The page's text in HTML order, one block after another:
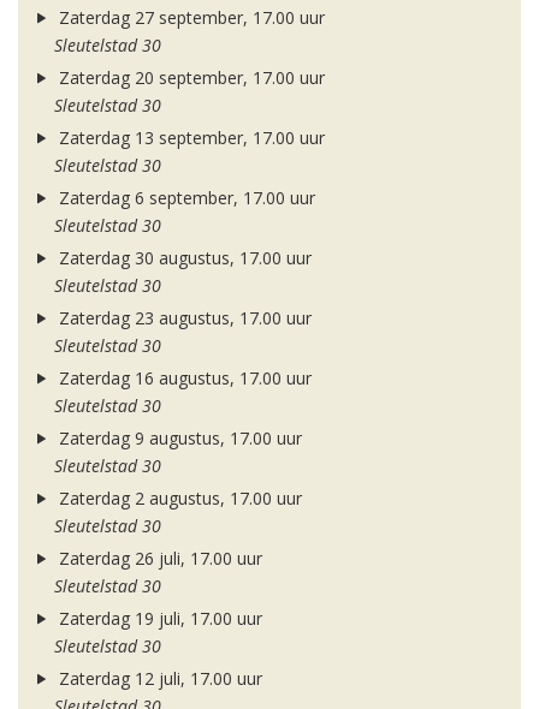
Zaterdag 27 september, 17.00 uur
Sleutelstad 30
Zaterdag 20 september, 17.00 uur
Sleutelstad 30
Zaterdag 13 september, 17.00 uur
Sleutelstad 30
Zaterdag 6 september, 17.00 uur
Sleutelstad 30
Zaterdag 30 augustus, 17.00 uur
Sleutelstad 30
Zaterdag 23 augustus, 17.00 uur
Sleutelstad 30
Zaterdag 16 augustus, 17.00 uur
Sleutelstad 30
Zaterdag 9 augustus, 17.00 uur
Sleutelstad 30
Zaterdag 2 augustus, 17.00 uur
Sleutelstad 30
Zaterdag 26 juli, 17.00 uur
Sleutelstad 30
Zaterdag 19 juli, 17.00 uur
Sleutelstad 30
Zaterdag 12 juli, 17.00 uur